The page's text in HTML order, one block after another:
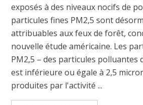
exposés à des niveaux nocifs de
particules fines PM2,5 sont
attribuables aux feux de forêt,
nouvelle étude américaine. Les
PM2,5 – des particules polluantes
est inférieure ou égale à 2,5
produites par l'activité ...